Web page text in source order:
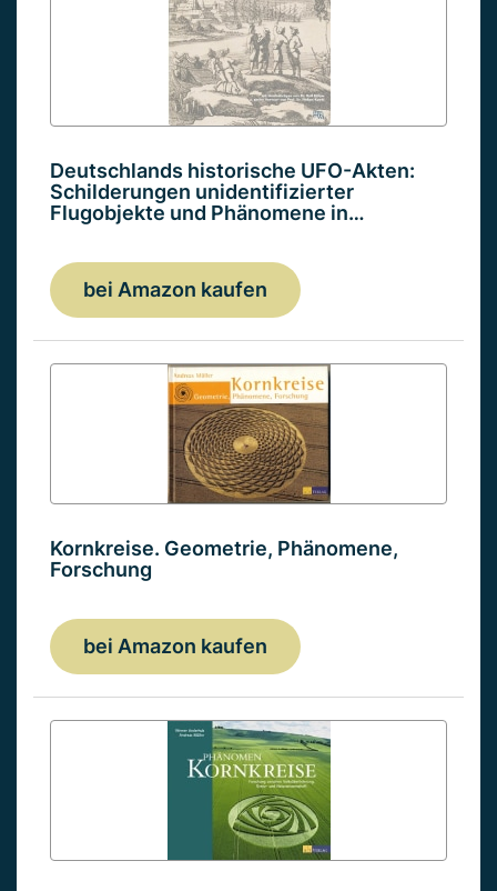
Deutschlands historische UFO-Akten:
Schilderungen unidentifizierter
Flugobjekte und Phänomene in…
bei Amazon kaufen
Kornkreise. Geometrie, Phänomene,
Forschung
bei Amazon kaufen